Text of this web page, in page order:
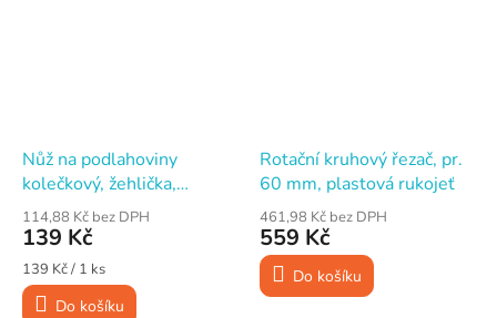
Nůž na podlahoviny
kolečkový, žehlička,
plastová rukojeť
114,88 Kč bez DPH
139 Kč
Měrná
cena:
139 Kč / 1 ks
Do košíku
Rotační kruhový řezač, pr.
60 mm, plastová rukojeť
461,98 Kč bez DPH
559 Kč
Do košíku